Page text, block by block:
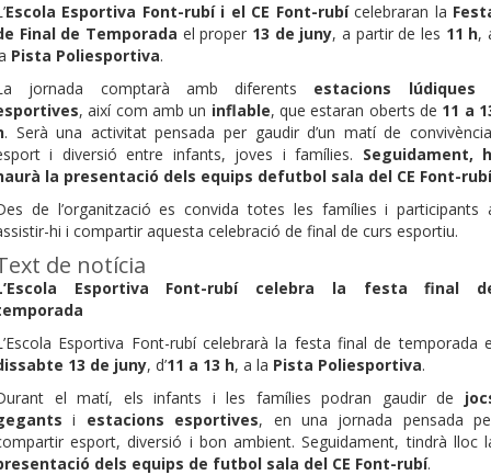
Escola Esportiva Font-rubí i el CE Font-rubícelebraran la
Final de Temporada el proper 13 de juny, a partir de les 11 h,
Pista Poliesportiva.
jornada comptarà amb diferents estacions lúdiques
, així com amb un inflable, que estaran oberts de 11 a
. Serà una activitat pensada per gaudir d’un matí de
i diversió entre infants, joves i famílies. Seguidament,
la presentació dels equips defutbol sala del CE Font-
de l’organització es convida totes les famílies i participants
hi i compartir aquesta celebració de final de curs esportiu.
de notícia
Esportiva Font-rubí celebra la festa final
Esportiva Font-rubí celebrarà la festa final de temporada
13 de juny, d’11 a 13 h, a la Pista Poliesportiva.
el matí, els infants i les famílies podran gaudir de
i estacions esportives, en una jornada pensada
esport, diversió i bon ambient. Seguidament, tindrà lloc
dels equips de futbol sala del CE Font-rubí.